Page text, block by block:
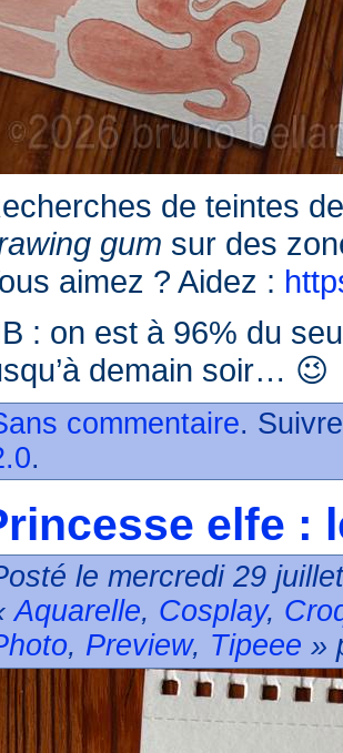
de teintes
gum sur des
aimez ? Aidez :
: on est à 96% du
demain soir… 😉
commentaire.
.
elfe :
le mercredi 29
Aquarelle, Cosplay,
, Preview, Tipeee »